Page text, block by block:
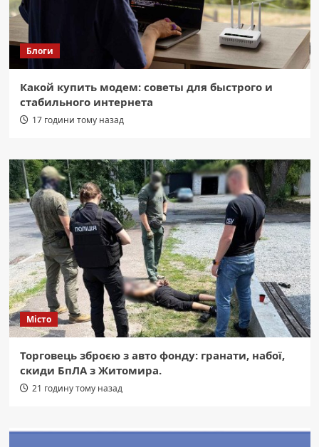
Блоги
Какой купить модем: советы для быстрого и
стабильного интернета
17 години тому назад
Місто
Торговець зброєю з авто фонду: гранати, набої,
скиди БпЛА з Житомира.
21 годину тому назад